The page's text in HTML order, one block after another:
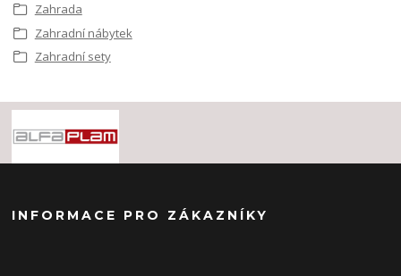
Zahrada
Zahradní nábytek
Zahradní sety
INFORMACE PRO ZÁKAZNÍKY